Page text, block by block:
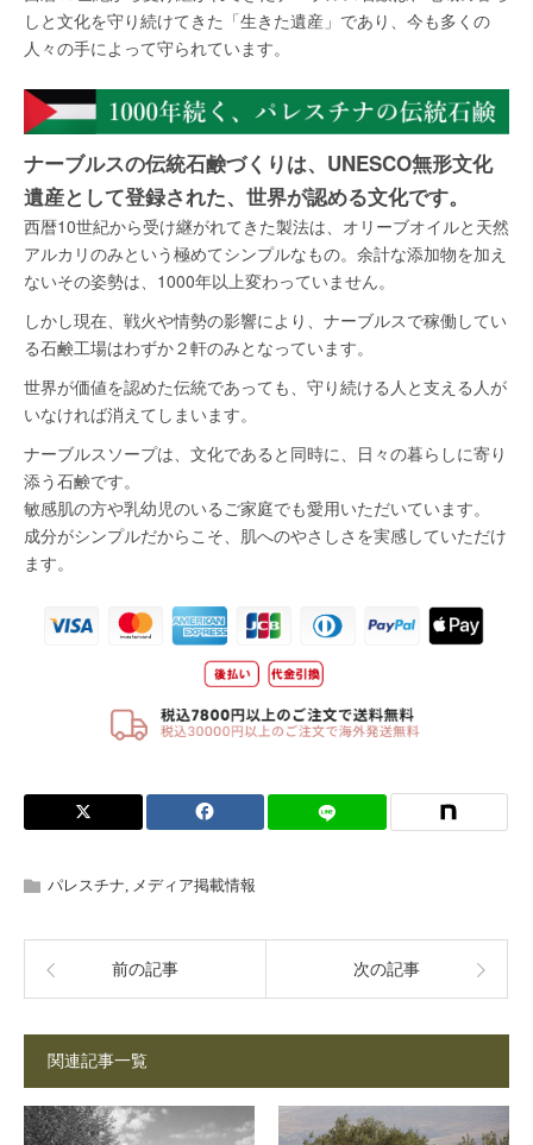
パレスチナ メディア掲載情報
前の記事 次の記事
関連記事一覧